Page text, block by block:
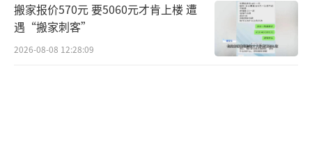
搬家报价570元 要5060元才肯上楼 遭
遇“搬家刺客”
2026-08-08 12:28:09